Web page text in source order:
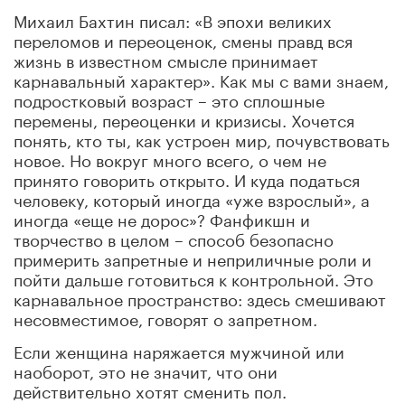
Михаил Бахтин писал: «В эпохи великих
переломов и переоценок, смены правд вся
жизнь в известном смысле принимает
карнавальный характер». Как мы с вами знаем,
подростковый возраст – это сплошные
перемены, переоценки и кризисы. Хочется
понять, кто ты, как устроен мир, почувствовать
новое. Но вокруг много всего, о чем не
принято говорить открыто. И куда податься
человеку, который иногда «уже взрослый», а
иногда «еще не дорос»? Фанфикшн и
творчество в целом – способ безопасно
примерить запретные и неприличные роли и
пойти дальше готовиться к контрольной. Это
карнавальное пространство: здесь смешивают
несовместимое, говорят о запретном.
Если женщина наряжается мужчиной или
наоборот, это не значит, что они
действительно хотят сменить пол.